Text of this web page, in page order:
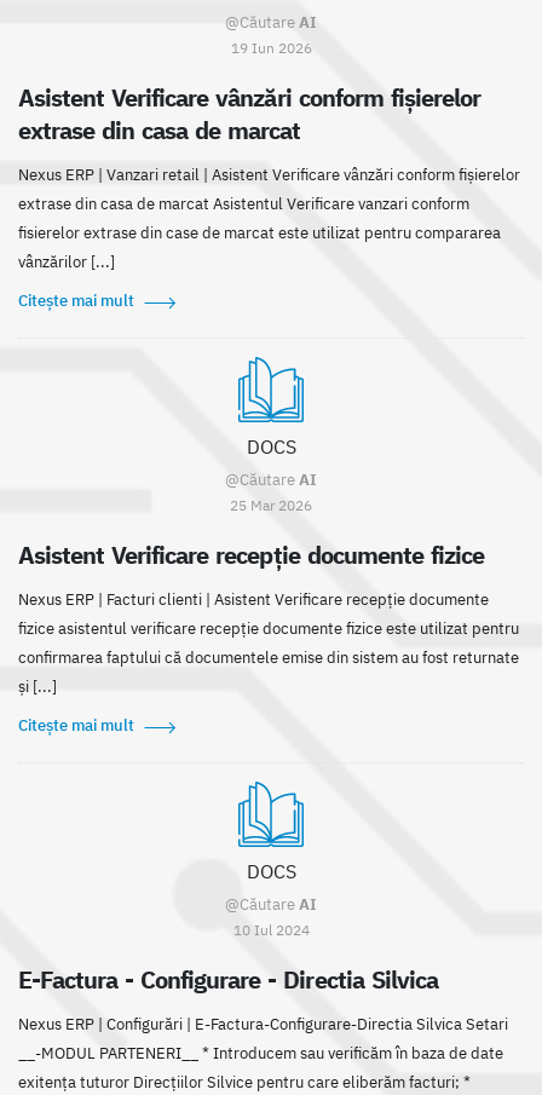
@CăutareAI
19 Iun 2026
Asistent Verificare vânzări conform fișierelor
extrase din casa de marcat
Nexus ERP | Vanzari retail | Asistent Verificare vânzări conform fișierelor
extrase din casa de marcat Asistentul Verificare vanzari conform
fisierelor extrase din case de marcat este utilizat pentru compararea
vânzărilor [...]
Citește mai mult
DOCS
@CăutareAI
25 Mar 2026
Asistent Verificare recepție documente fizice
Nexus ERP | Facturi clienti | Asistent Verificare recepție documente
fizice asistentul verificare recepție documente fizice este utilizat pentru
confirmarea faptului că documentele emise din sistem au fost returnate
și [...]
Citește mai mult
DOCS
@CăutareAI
10 Iul 2024
E-Factura - Configurare - Directia Silvica
Nexus ERP | Configurări | E-Factura-Configurare-Directia Silvica Setari
__-MODUL PARTENERI__ * Introducem sau verificăm în baza de date
exitența tuturor Direcțiilor Silvice pentru care eliberăm facturi; *